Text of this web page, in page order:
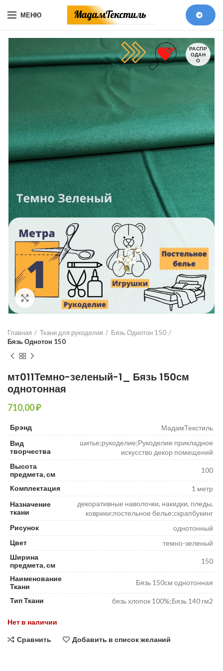
МЕНЮ
РАСПР
ОДАН
О
Увеличить
Главная Ткани для рукоделия
Бязь Однотон 150
Бязь Однотон 150
мт011Темно-зеленый-1_ Бязь 150см
однотонная
₽
Брэнд
МадамТекстиль
Вид
творчества
шитье;рукоделие;Рукоделие прикладное
искусство декор помещений
Высота
предмета, см
100
Комплектация
1 метр
Назначение
ткани
декоративные наволочки, накидки, пледы,
коврики;постельное белье;скрапбукинг
Рисунок
однотонный
Цвет
темно-зеленый
Ширина
предмета, см
150
Наименование
Ткани
Бязь 150см однотонная
Тип Ткани бязь хлопок 100%;Бязь 140 гм2
Нет в наличии
Сравнить Добавить в список желаний